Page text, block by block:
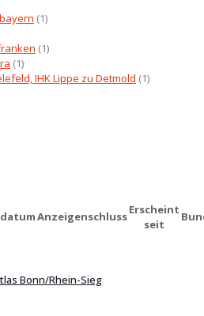
(1)
(1)
(1)
IHK Lippe zu Detmold (1)
AnzeigenschlussErscheint
seit
Bonn/Rhein-Sieg